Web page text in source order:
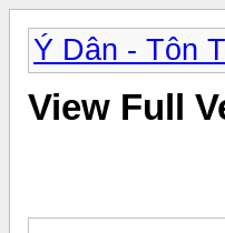
Ý Dân - Tôn
View Full